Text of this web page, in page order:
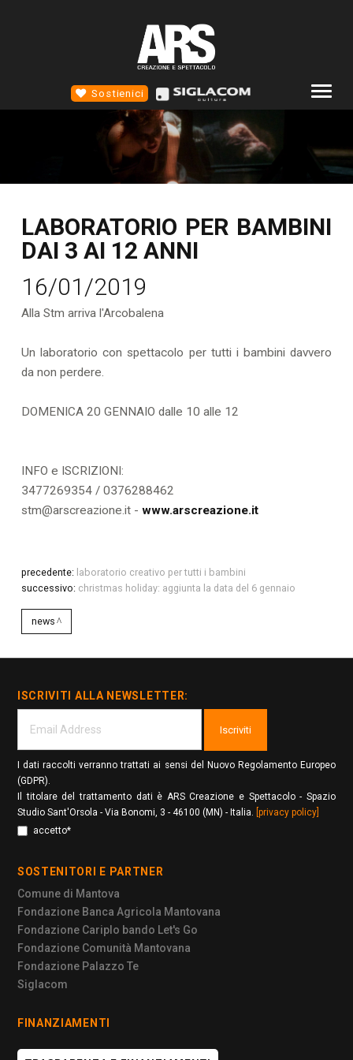
Sostienici
EVENTI
NEWS
SCUOLA STM
CONTATTI
LABORATORIO PER BAMBINI
DAI 3 AI 12 ANNI
16/01/2019
Alla Stm arriva l'Arcobalena
Un laboratorio con spettacolo per tutti i bambini davvero
da non perdere.
DOMENICA 20 GENNAIO dalle 10 alle 12
INFO e ISCRIZIONI:
3477269354 / 0376288462
stm@arscreazione.it - www.arscreazione.it
precedente: laboratorio creativo per tutti i bambini
successivo: christmas holiday: aggiunta la data del 6 gennaio
news
ISCRIVITI ALLA NEWSLETTER:
Iscriviti
I dati raccolti verranno trattati ai sensi del Nuovo Regolamento Europeo
(GDPR).
Il titolare del trattamento dati è ARS Creazione e Spettacolo - Spazio
Studio Sant'Orsola - Via Bonomi, 3 - 46100 (MN) - Italia.
[privacy policy]
accetto*
SOSTENITORI E PARTNER
Comune di Mantova
Fondazione Banca Agricola Mantovana
Fondazione Cariplo bando Let's Go
Fondazione Comunità Mantovana
Fondazione Palazzo Te
Siglacom
FINANZIAMENTI